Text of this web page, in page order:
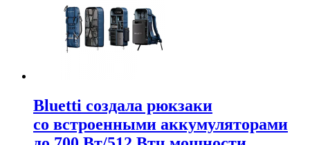
Bluetti создала рюкзаки
со встроенными аккумуляторами